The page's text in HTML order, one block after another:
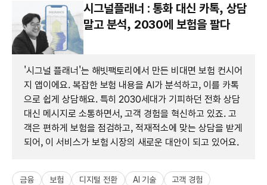
시그널플래너 : 통화 대신 카톡, 상담
말고 분석, 2030에 보험을 팔다
'시그널 플래너'는 해빗팩토리에서 만든 비대면 보험 컨시어
지 앱이에요. 복잡한 보험 내용을 AI가 분석하고, 이를 카톡
으로 쉽게 상담해요. 특히 2030세대가 기피하던 전화 상담
대신 메시지로 소통하면서, 고객 경험을 혁신하고 있죠. 고
객은 편하게 보험을 점검하고, 적재적소에 맞는 상담을 받게
되어, 이 서비스가 보험 시장의 새로운 대안이 되고 있어요.
금융 보험 디지털 전환 AI 기술 고객 경험